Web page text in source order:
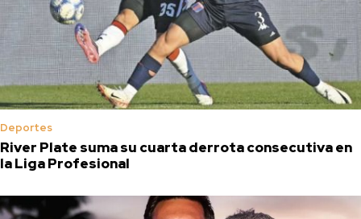
Deportes
River Plate suma su cuarta derrota consecutiva en
la Liga Profesional